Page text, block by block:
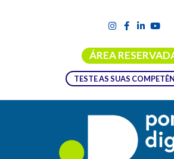
ÁREA
TESTE AS SUAS